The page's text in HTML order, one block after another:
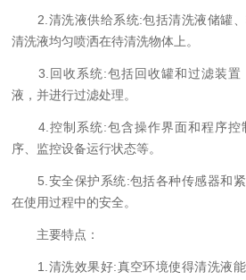
2.清洗液供给系统:包括清洗液储罐、
清洗液均匀喷洒在待清洗物体上。
3.回收系统:包括回收罐和过滤装置
液，并进行过滤处理。
4.控制系统:包含操作界面和程序控
序、监控设备运行状态等。
5.安全保护系统:包括各种传感器和紧
在使用过程中的安全。
主要特点：
1.清洗效果好:真空环境使得清洗液能